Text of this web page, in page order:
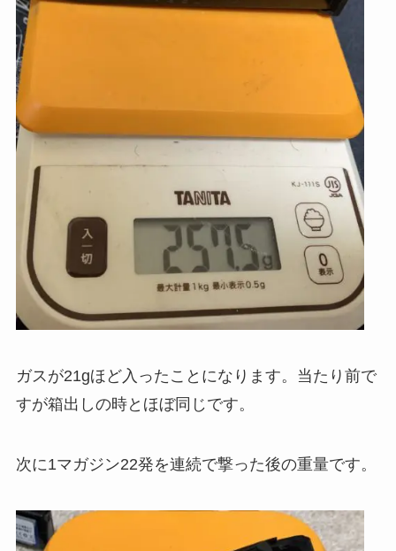
ガスが21gほど入ったことになります。当たり前で
すが箱出しの時とほぼ同じです。
次に1マガジン22発を連続で撃った後の重量です。